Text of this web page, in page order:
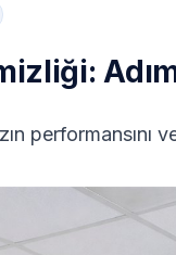
performansını